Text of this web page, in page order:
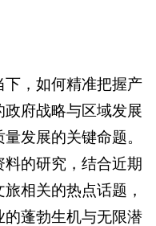
，如何精准把握产
府战略与区域发展
发展的关键命题。
的研究，结合近期
相关的热点话题，
蓬勃生机与无限潜